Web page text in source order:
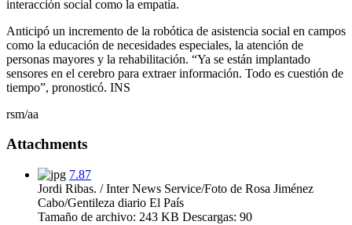
interacción social como la empatía.
Anticipó un incremento de la robótica de asistencia social en campos
como la educación de necesidades especiales, la atención de
personas mayores y la rehabilitación. “Ya se están implantado
sensores en el cerebro para extraer información. Todo es cuestión de
tiempo”, pronosticó. INS
rsm/aa
Attachments
7.87
Jordi Ribas. / Inter News Service/Foto de Rosa Jiménez
Cabo/Gentileza diario El País
Tamaño de archivo: 243 KB Descargas: 90